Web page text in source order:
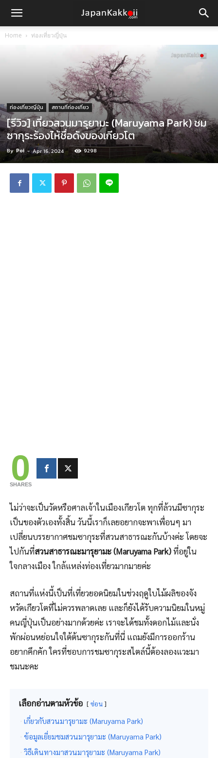
Home ท่องเที่ยวญี่ปุ่น
ท่องเที่ยวญี่ปุ่น สถานที่ท่องเที่ยว
[รีวิว] เที่ยวสวนมารุยามะ (Maruyama Park) ชม
ซากุระร้องไห้ชื่อดังของเกียวโต
By Poi- Apr 16, 2024 9298
0
SHARES
ไม่ว่าจะเป็นวัดหรือศาลเจ้าในเมืองเกียวโต ทุกที่ล้วนมีซากุระ
เป็นของตัวเองทั้งสิ้น วันนี้เราก็เลยอยากจะพาเพื่อนๆ มา
เปลี่ยนบรรยากาศชมซากุระที่สวนสาธารณะกันบ้างค่ะ โดยจะ
ไปกันที่สวนสาธารณะมารุยามะ (Maruyama Park)ที่อยู่ใน
ใจกลางเมือง ใกล้แหล่งท่องเที่ยวมากมายค่ะ
สถานที่แห่งนี้เป็นที่เที่ยวยอดนิยมในช่วงฤดูใบไม้ผลิของจัง
หวัดเกียวโตที่ไม่ควรพลาดเลย และก็ยังได้รับความนิยมในหมู่
คนญี่ปุ่นเป็นอย่างมากด้วยค่ะ เราจะได้ชมทั้งดอกไม้และนั่ง
พักผ่อนหย่อนใจใต้ต้นซากุระกันที่นี่ แถมยังมีการออกร้าน
อยากคึกคัก ใครที่ชอบการชมซากุระสไตล์นี้ต้องลองแวะมา
ชมนะคะ
เลือกอ่านตามหัวข้อ ซ่อน
เกี่ยวกับสวนมารุยามะ (Maruyama Park)
ข้อมูลเยี่ยมชมสวนมารุยามะ (Maruyama Park)
วิธีเดินทางมาสวนมารุยามะ (Maruyama Park)